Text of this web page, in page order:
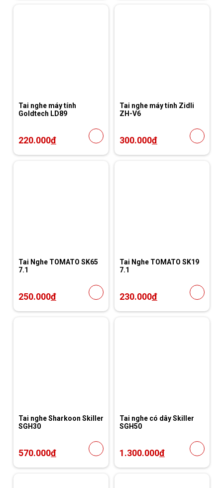
Tai nghe máy tính
Goldtech LD89
220.000đ
Tai nghe máy tính Zidli
ZH-V6
300.000đ
Tai Nghe TOMATO SK65
7.1
250.000đ
Tai Nghe TOMATO SK19
7.1
230.000đ
Tai nghe Sharkoon Skiller
SGH30
570.000đ
Tai nghe có dây Skiller
SGH50
1.300.000đ